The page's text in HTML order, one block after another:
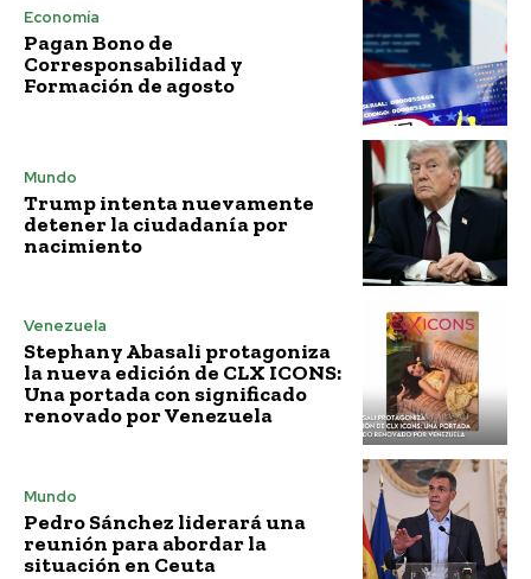
Economía
Pagan Bono de
Corresponsabilidad y
Formación de agosto
Mundo
Trump intenta nuevamente
detener la ciudadanía por
nacimiento
Venezuela
Stephany Abasali protagoniza
la nueva edición de CLX ICONS:
Una portada con significado
renovado por Venezuela
Mundo
Pedro Sánchez liderará una
reunión para abordar la
situación en Ceuta